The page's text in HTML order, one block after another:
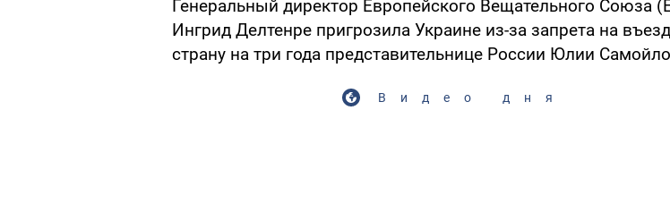
Генеральный директор Европейского Вещательного Союза
Ингрид Делтенре пригрозила Украине из-за запрета на
страну на три года представительнице России Юлии
Видео дня